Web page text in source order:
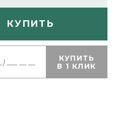
КУПИТЬ
КУПИТЬ
В 1 КЛИК